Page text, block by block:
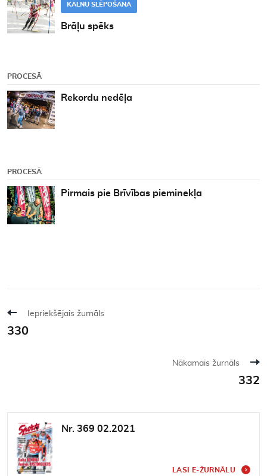
KALNU SLĒPOŠANA
Brāļu spēks
PROCESĀ
Rekordu nedēļa
PROCESĀ
Pirmais pie Brīvības pieminekļa
Iepriekšējais žurnāls
330
Nākamais žurnāls
332
Nr. 369 02.2021
LASI E-ŽURNĀLU